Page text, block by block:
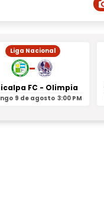
Liga Nacional
-
FC - Olimpia
9 de agosto 3:00 PM